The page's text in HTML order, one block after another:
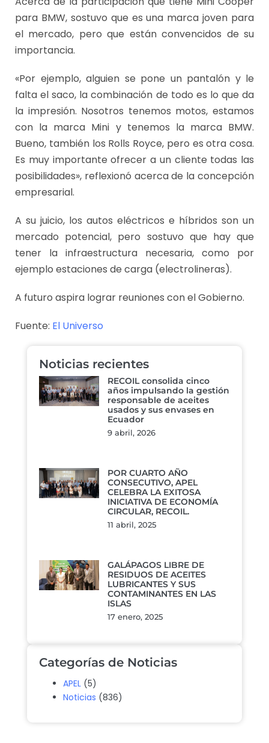
para BMW, sostuvo que es una marca joven para
el mercado, pero que están convencidos de su
importancia.
«Por ejemplo, alguien se pone un pantalón y le
falta el saco, la combinación de todo es lo que da
la impresión. Nosotros tenemos motos, estamos
con la marca Mini y tenemos la marca BMW.
Bueno, también los Rolls Royce, pero es otra cosa.
Es muy importante ofrecer a un cliente todas las
posibilidades», reflexionó acerca de la concepción
empresarial.
A su juicio, los autos eléctricos e híbridos son un
mercado potencial, pero sostuvo que hay que
tener la infraestructura necesaria, como por
ejemplo estaciones de carga (electrolineras).
A futuro aspira lograr reuniones con el Gobierno.
Fuente: El Universo
Noticias recientes
RECOIL consolida cinco
años impulsando la gestión
responsable de aceites
usados y sus envases en
Ecuador
9 abril, 2026
POR CUARTO AÑO
CONSECUTIVO, APEL
CELEBRA LA EXITOSA
INICIATIVA DE ECONOMÍA
CIRCULAR, RECOIL.
11 abril, 2025
GALÁPAGOS LIBRE DE
RESIDUOS DE ACEITES
LUBRICANTES Y SUS
CONTAMINANTES EN LAS
ISLAS
17 enero, 2025
Categorías de Noticias
APEL (5)
Noticias (836)